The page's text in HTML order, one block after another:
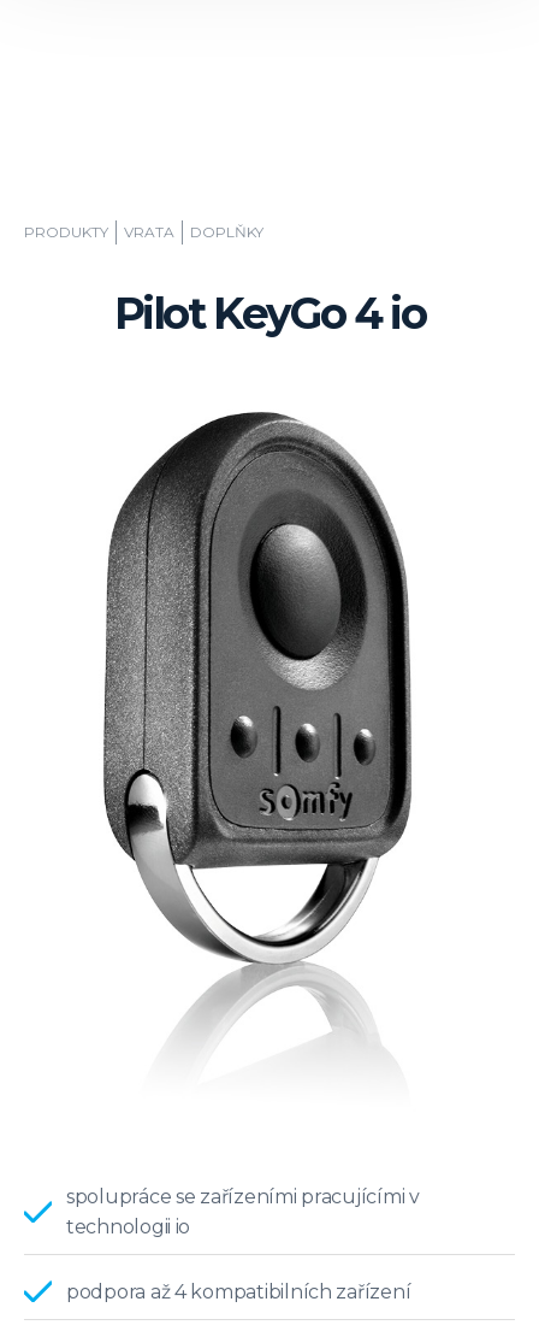
PRODUKTY VRATA DOPLŇKY
Pilot KeyGo 4 io
spolupráce se zařízeními pracujícími v
technologii io
podpora až 4 kompatibilních zařízení